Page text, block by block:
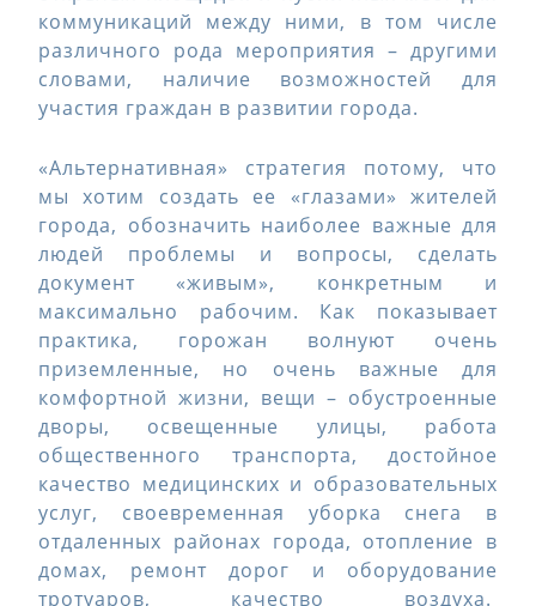
коммуникаций между ними, в том числе
различного рода мероприятия – другими
словами, наличие возможностей для
участия граждан в развитии города.
«Альтернативная» стратегия потому, что
мы хотим создать ее «глазами» жителей
города, обозначить наиболее важные для
людей проблемы и вопросы, сделать
документ «живым», конкретным и
максимально рабочим. Как показывает
практика, горожан волнуют очень
приземленные, но очень важные для
комфортной жизни, вещи – обустроенные
дворы, освещенные улицы, работа
общественного транспорта, достойное
качество медицинских и образовательных
услуг, своевременная уборка снега в
отдаленных районах города, отопление в
домах, ремонт дорог и оборудование
тротуаров, качество воздуха.